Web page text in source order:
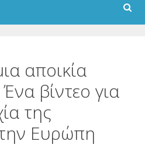
Search
αποικία
βίντεο για
της
Ευρώπη